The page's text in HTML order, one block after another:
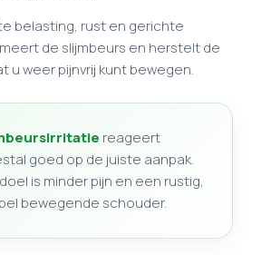
belasting, rust en gerichte
de slijmbeurs en herstelt de
u weer pijnvrij kunt bewegen.
reageert
goed op de juiste aanpak.
is minder pijn en een rustig,
bewegende schouder.